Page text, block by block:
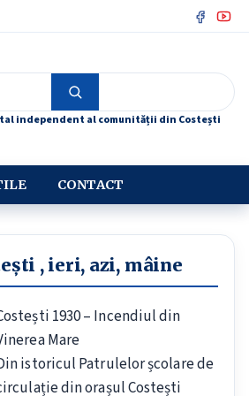
independent al comunității din Costești
CONTACT
, ieri, azi, mâine
1930 – Incendiul din
Mare
istoricul Patrulelor școlare de
din orașul Costești